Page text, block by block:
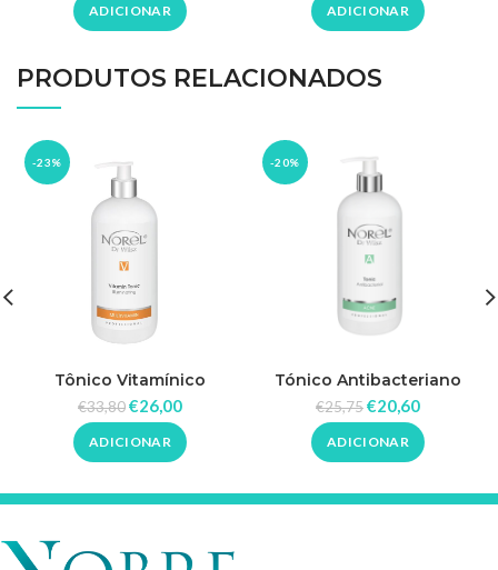
ADICIONAR ADICIONAR
PRODUTOS RELACIONADOS
-23%
Tônico Vitamínico
Iluminador 500ml – Norel
€33,80€26,00
ADICIONAR
-20%
Tónico Antibacteriano
500ml – Norel
€25,75€20,60
ADICIONAR